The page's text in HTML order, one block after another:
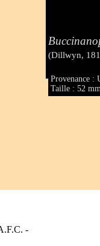
(Dillwyn,
Provenance :
Taille : 52
-